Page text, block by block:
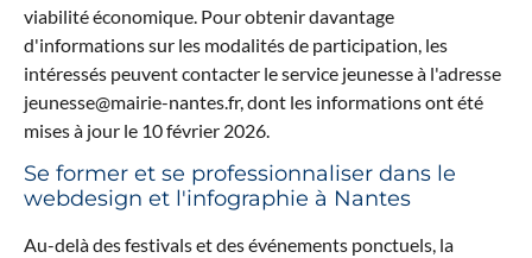
viabilité économique. Pour obtenir davantage
d'informations sur les modalités de participation, les
intéressés peuvent contacter le service jeunesse à l'adresse
jeunesse@mairie-nantes.fr, dont les informations ont été
mises à jour le 10 février 2026.
Se former et se professionnaliser dans le
webdesign et l'infographie à Nantes
Au-delà des festivals et des événements ponctuels, la